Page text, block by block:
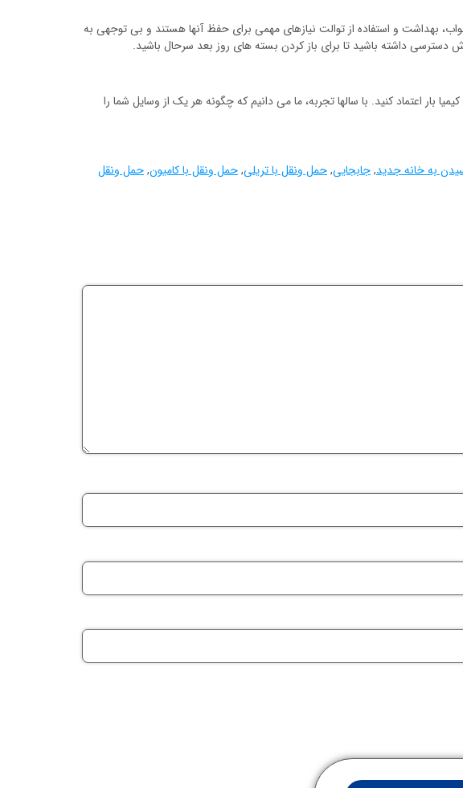
بهداشت و استفاده از توالت نیازهای مهمی برای حفظ آنها هستند و بی توجهی به
داشته باشید تا برای باز کردن بسته های روز بعد سرحال باشید.
اعتماد کنید. با سالها تجربه، ما می دانیم که چگونه هر یک از وسایل شما را
به خانه جدید,جابجایی,حمل ونقل با تریلی,حمل ونقل با کامیون,حمل ونقل